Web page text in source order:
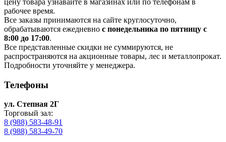
цену товара узнавайте в магазинах или по телефонам в
рабочее время.
Все заказы принимаются на сайте круглосуточно,
обрабатываются ежедневно с понедельника по пятницу с
8:00 до 17:00.
Все представленные скидки не суммируются, не
распространяются на акционные товары, лес и металлопрокат.
Подробности уточняйте у менеджера.
Телефоны
ул. Степная 2Г
Торговый зал:
8 (988) 583-48-91
8 (988) 583-49-70